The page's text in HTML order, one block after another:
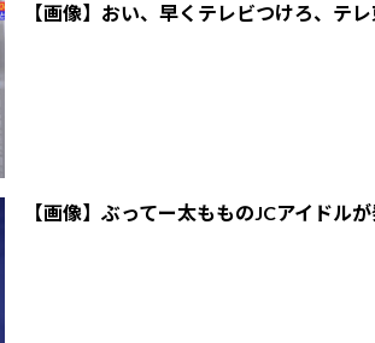
【画像】おい、早くテレビつけろ、
【画像】ぶってー太もものJCアイドル